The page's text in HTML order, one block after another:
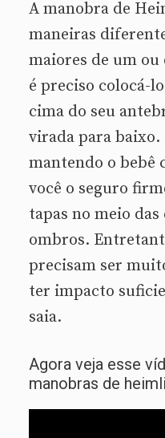
A manobra de
maneiras
maiores de um ou
é preciso colocá-
cima do seu
virada para baixo.
mantendo o bebê
você o seguro
tapas no meio
ombros.
precisam ser
ter impacto
saia.
Agora veja esse
manobras de